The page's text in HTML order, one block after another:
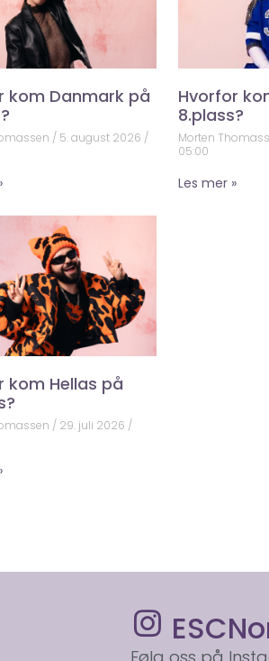
kom Danmark på
5. august 2026
Hvorfor
8.plass?
Morten
05:00
Les mer »
kom Hellas på
29. juli 2026